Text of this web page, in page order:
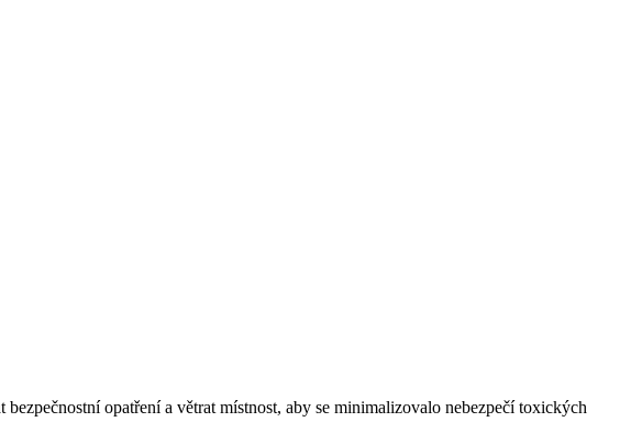
opatření a větrat místnost, aby se minimalizovalo nebezpečí toxických